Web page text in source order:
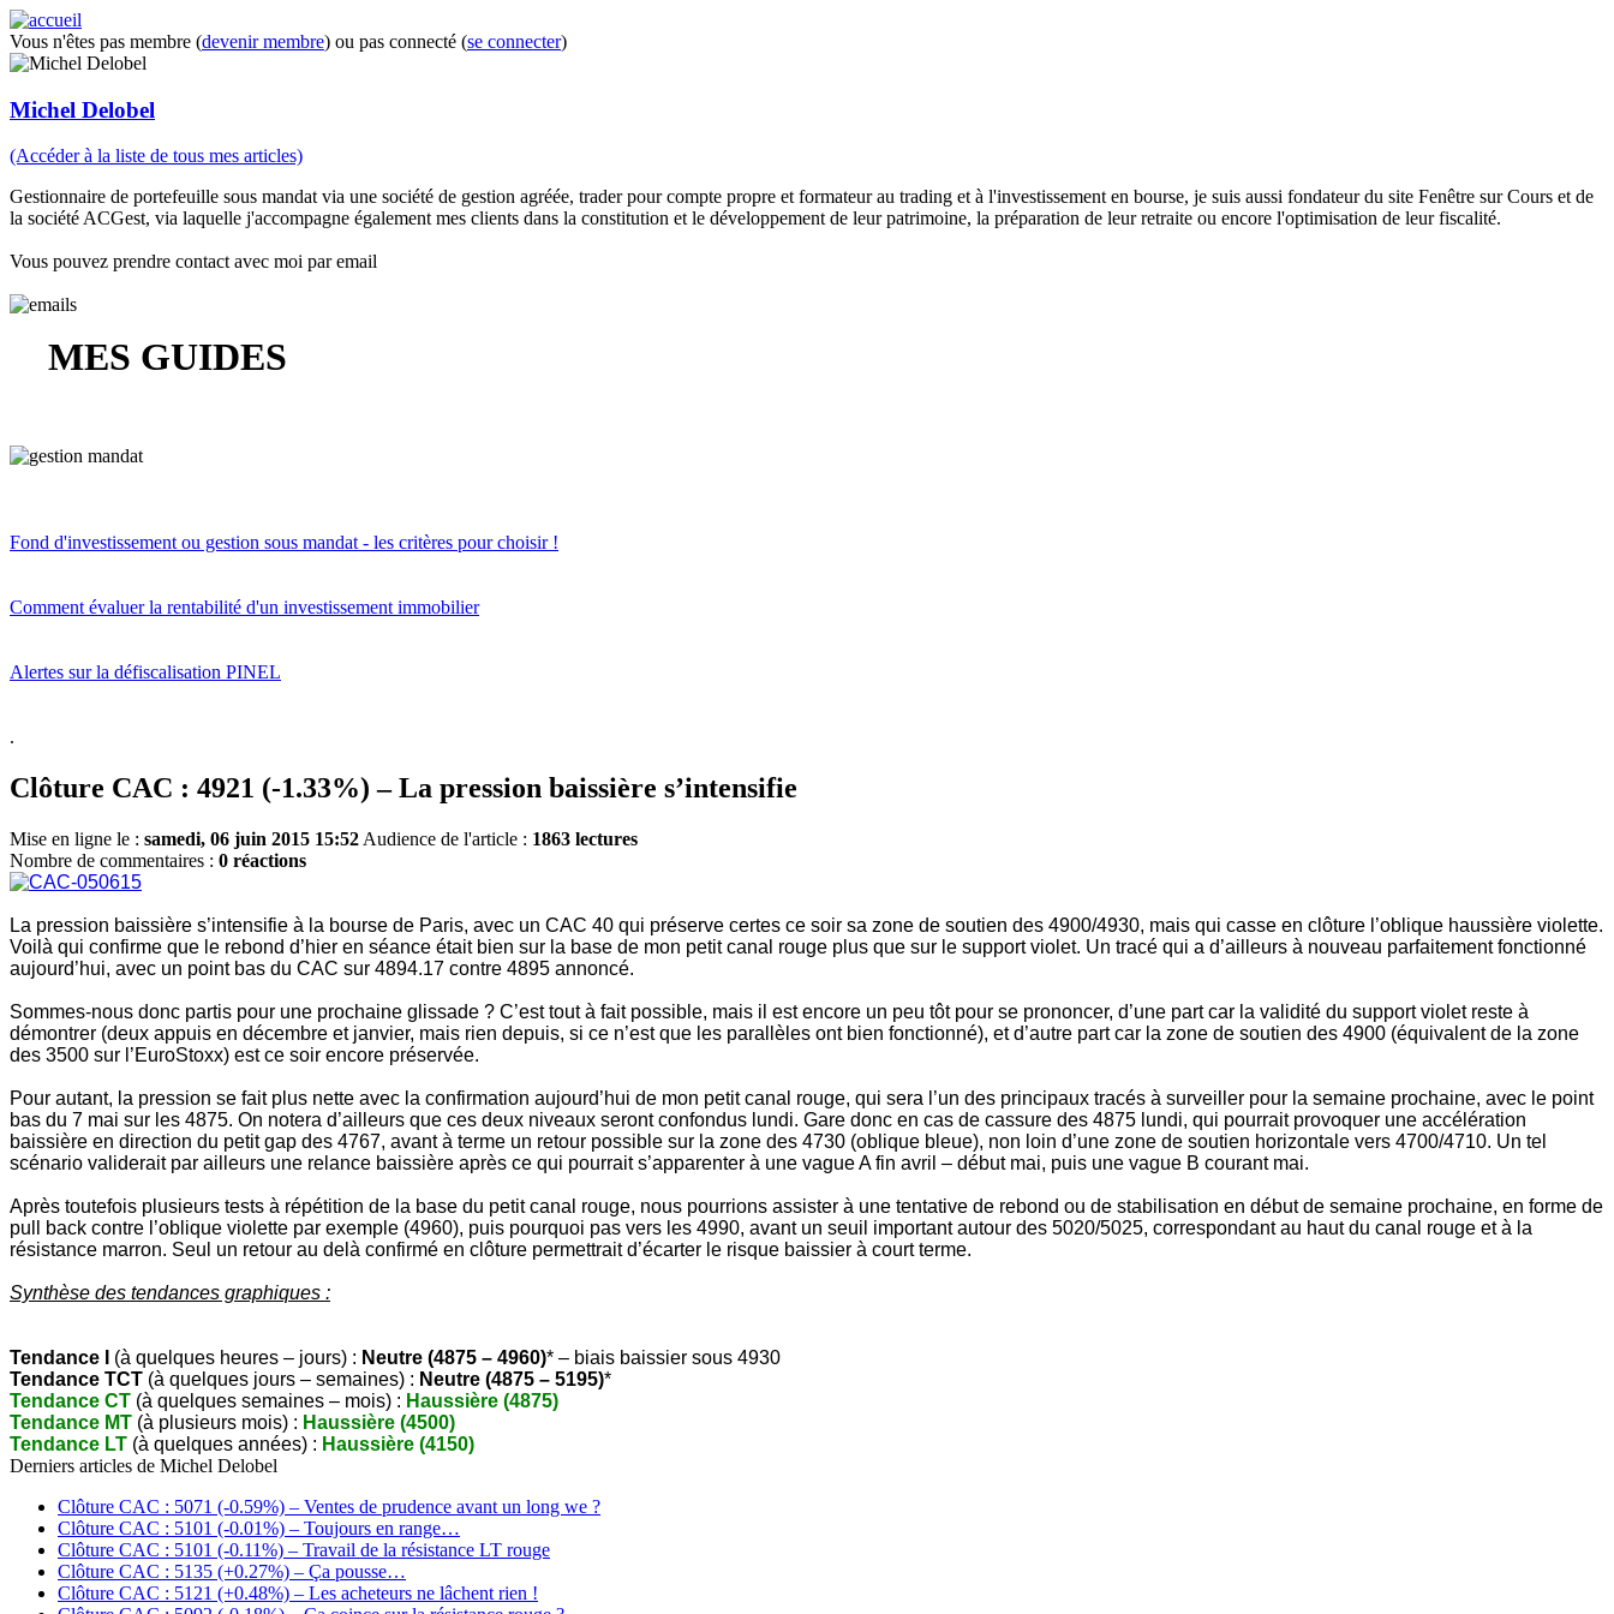
Vous n'êtes pas membre (devenir membre) ou pas connecté (se connecter)
Michel Delobel
(Accéder à la liste de tous mes articles)
Gestionnaire de portefeuille sous mandat via une société de gestion agréée, trader pour compte propre et formateur au trading et à l'investissement en bourse, je suis aussi fondateur du site Fenêtre sur Cours et de
la société ACGest, via laquelle j'accompagne également mes clients dans la constitution et le développement de leur patrimoine, la préparation de leur retraite ou encore l'optimisation de leur fiscalité.
Vous pouvez prendre contact avec moi par email
MES GUIDES
Fond d'investissement ou gestion sous mandat - les critères pour choisir !
Comment évaluer la rentabilité d'un investissement immobilier
Alertes sur la défiscalisation PINEL
.
Clôture CAC : 4921 (-1.33%) – La pression baissière s’intensifie
Mise en ligne le : samedi, 06 juin 2015 15:52 Audience de l'article : 1863 lectures
Nombre de commentaires : 0 réactions
La pression baissière s’intensifie à la bourse de Paris, avec un CAC 40 qui préserve certes ce soir sa zone de soutien des 4900/4930, mais qui casse en clôture l’oblique haussière violette.
Voilà qui confirme que le rebond d’hier en séance était bien sur la base de mon petit canal rouge plus que sur le support violet. Un tracé qui a d’ailleurs à nouveau parfaitement fonctionné
aujourd’hui, avec un point bas du CAC sur 4894.17 contre 4895 annoncé.
Sommes-nous donc partis pour une prochaine glissade ? C’est tout à fait possible, mais il est encore un peu tôt pour se prononcer, d’une part car la validité du support violet reste à
démontrer (deux appuis en décembre et janvier, mais rien depuis, si ce n’est que les parallèles ont bien fonctionné), et d’autre part car la zone de soutien des 4900 (équivalent de la zone
des 3500 sur l’EuroStoxx) est ce soir encore préservée.
Pour autant, la pression se fait plus nette avec la confirmation aujourd’hui de mon petit canal rouge, qui sera l’un des principaux tracés à surveiller pour la semaine prochaine, avec le point
bas du 7 mai sur les 4875. On notera d’ailleurs que ces deux niveaux seront confondus lundi. Gare donc en cas de cassure des 4875 lundi, qui pourrait provoquer une accélération
baissière en direction du petit gap des 4767, avant à terme un retour possible sur la zone des 4730 (oblique bleue), non loin d’une zone de soutien horizontale vers 4700/4710. Un tel
scénario validerait par ailleurs une relance baissière après ce qui pourrait s’apparenter à une vague A fin avril – début mai, puis une vague B courant mai.
Après toutefois plusieurs tests à répétition de la base du petit canal rouge, nous pourrions assister à une tentative de rebond ou de stabilisation en début de semaine prochaine, en forme de
pull back contre l’oblique violette par exemple (4960), puis pourquoi pas vers les 4990, avant un seuil important autour des 5020/5025, correspondant au haut du canal rouge et à la
résistance marron. Seul un retour au delà confirmé en clôture permettrait d’écarter le risque baissier à court terme.
Synthèse des tendances graphiques :
Tendance I (à quelques heures – jours) : Neutre (4875 – 4960)* – biais baissier sous 4930
Tendance TCT (à quelques jours – semaines) : Neutre (4875 – 5195)*
Tendance CT (à quelques semaines – mois) : Haussière (4875)
Tendance MT (à plusieurs mois) : Haussière (4500)
Tendance LT (à quelques années) : Haussière (4150)
Derniers articles de Michel Delobel
Clôture CAC : 5071 (-0.59%) – Ventes de prudence avant un long we ?
Clôture CAC : 5101 (-0.01%) – Toujours en range…
Clôture CAC : 5101 (-0.11%) – Travail de la résistance LT rouge
Clôture CAC : 5135 (+0.27%) – Ça pousse…
Clôture CAC : 5121 (+0.48%) – Les acheteurs ne lâchent rien !